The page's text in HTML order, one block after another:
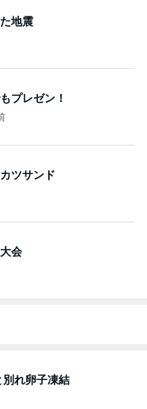
地震
プレゼン！
ツサンド
会
別れ卵子凍結